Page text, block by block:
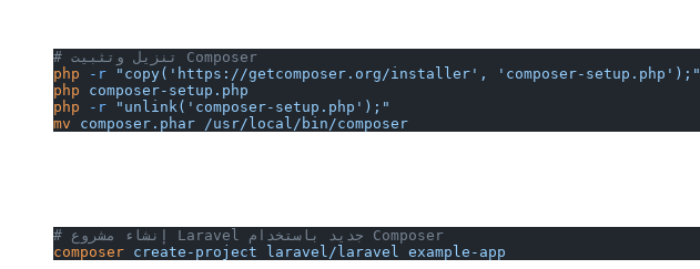
# تنزيل وتثبيت Composer
php -r "copy('https://getcomposer.org/installer', 'composer-setup.php');"
php composer-setup.php
php -r "unlink('composer-setup.php');"
mv composer.phar /usr/local/bin/composer
# إنشاء مشروع Laravel جديد باستخدام Composer
composer create-project laravel/laravel example-app